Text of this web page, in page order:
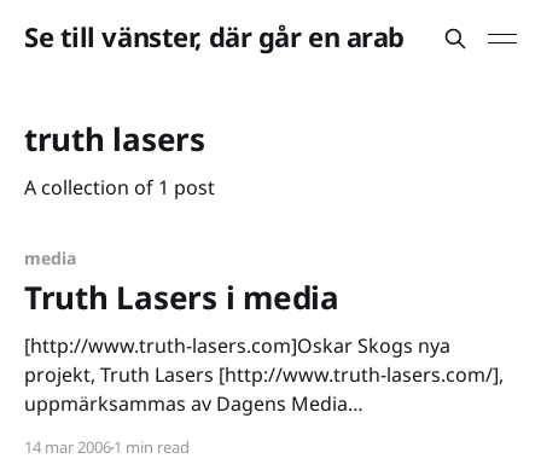
Se till vänster, där går en arab
truth lasers
A collection of 1 post
media
Truth Lasers i media
[http://www.truth-lasers.com]Oskar Skogs nya
projekt, Truth Lasers [http://www.truth-lasers.com/],
uppmärksammas av Dagens Media
all.asp?version=68190]. Tyvärr har journalisten Henrik
14 mar 20061 min read